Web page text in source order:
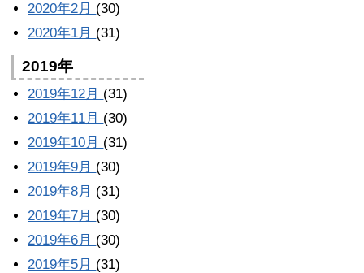
2020年2月 (30)
2020年1月 (31)
2019年
2019年12月 (31)
2019年11月 (30)
2019年10月 (31)
2019年9月 (30)
2019年8月 (31)
2019年7月 (30)
2019年6月 (30)
2019年5月 (31)